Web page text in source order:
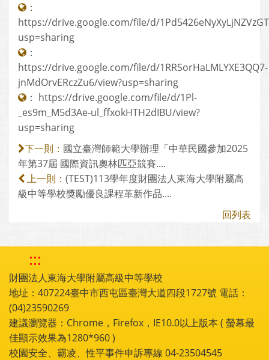
：
https://drive.google.com/file/d/
usp=sharing
：
https://drive.google.com/file/d/1RRSorHaLMLYXE3QQ7-
jnMdOrvERczZu6/view?usp=sharing
： https://drive.google.com/file/d/1Pl-
_es9m_M5d3Ae-ul_ffxokHTH2dIBU/view?
usp=sharing
下一則： 國立臺灣師範大學辦理「中華民國參加2025
年第37屆 國際資訊奧林匹亞競賽....
上一則： (TEST)113學年度財團法人東海大學附屬高
級中等學校獎勵優良課程革新作品....
回列表
:::
財團法人東海大學附屬高級中等學校
地址：407224臺中市西屯區臺灣大道四段1727號 電話：
(04)23590269
建議瀏覽器：Chrome，Firefox，IE10.0以上版本 ( 螢幕最
佳顯示效果為1280*960 )
校園安全、霸凌、性平事件申訴專線 04-23504545